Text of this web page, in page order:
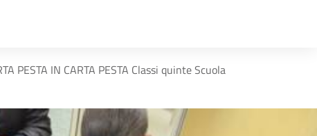
PESTA IN CARTA PESTA Classi quinte Scuola